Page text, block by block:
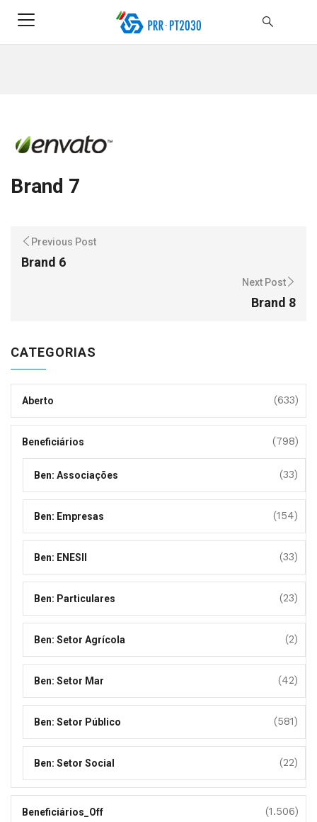
Brand 7
Previous Post
Brand 6
Next Post
Brand 8
CATEGORIAS
Aberto (633)
Beneficiários (798)
Ben: Associações (33)
Ben: Empresas (154)
Ben: ENESII (33)
Ben: Particulares (23)
Ben: Setor Agrícola (2)
Ben: Setor Mar (42)
Ben: Setor Público (581)
Ben: Setor Social (22)
Beneficiários_Off (1.506)